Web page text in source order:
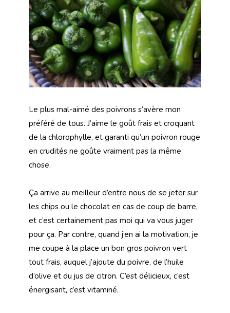
Le plus mal-aimé des poivrons s’avère mon
préféré de tous. J’aime le goût frais et croquant
de la chlorophylle, et garanti qu’un poivron rouge
en crudités ne goûte vraiment pas la même
chose.
Ça arrive au meilleur d’entre nous de se jeter sur
les chips ou le chocolat en cas de coup de barre,
et c’est certainement pas moi qui va vous juger
pour ça. Par contre, quand j’en ai la motivation, je
me coupe à la place un bon gros poivron vert
tout frais, auquel j’ajoute du poivre, de l’huile
d’olive et du jus de citron. C’est délicieux, c’est
énergisant, c’est vitaminé.